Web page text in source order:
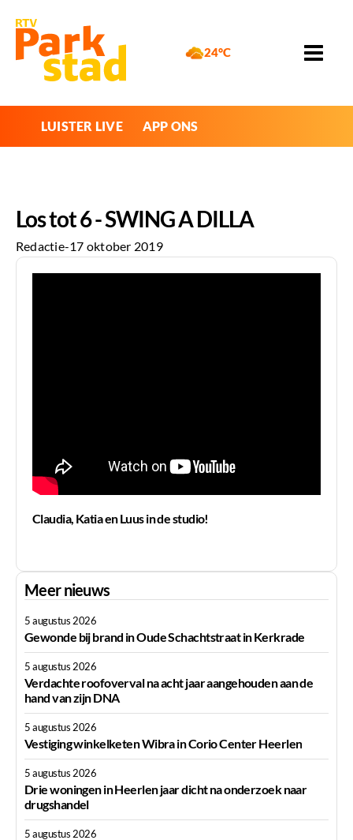
24°C
LUISTER LIVE APP ONS
Los tot 6 - SWING A DILLA
Redactie-17 oktober 2019
Claudia, Katia en Luus in de studio!
Meer nieuws
5 augustus 2026
Gewonde bij brand in Oude Schachtstraat in Kerkrade
5 augustus 2026
Verdachte roofoverval na acht jaar aangehouden aan de
hand van zijn DNA
5 augustus 2026
Vestiging winkelketen Wibra in Corio Center Heerlen
5 augustus 2026
Drie woningen in Heerlen jaar dicht na onderzoek naar
drugshandel
5 augustus 2026